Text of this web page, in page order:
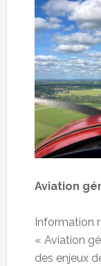
Aviation
Information
« Aviation
des enjeux